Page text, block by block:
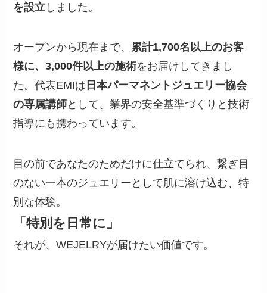
を設立 しました。
オープンから現在まで、 累計1,700名以上のお客
様に、3,000件以上の施術をお届けしてきまし
た。代表EMIは 日本パーマネントジュエリー協会
の専属講師として、業界の安全基準づくりと技術
指導にも携わっています。
目の前であなたのためだけに仕立てられ、繋ぎ目
のない一本のジュエリーとして肌に溶け込む、特
別な体験。
「特別を日常に」
それが、WEJELRYが届けたい価値です。